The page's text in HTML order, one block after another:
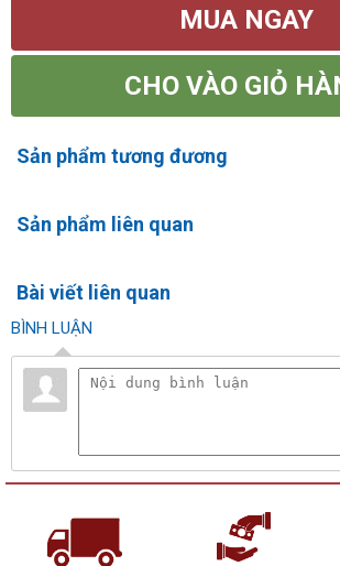
MUA NGAY
CHO VÀO GIỎ
Sản phẩm tương đương
Sản phẩm liên quan
Bài viết liên quan
BÌNH LUẬN